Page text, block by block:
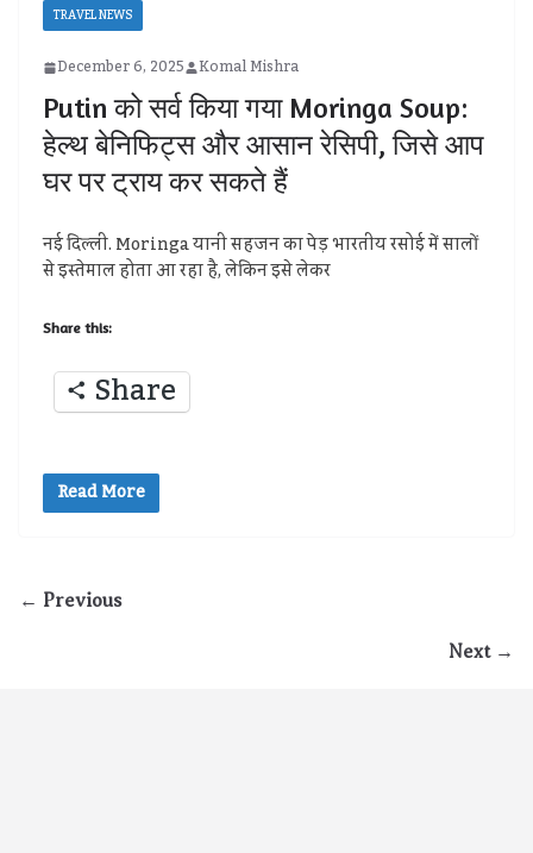
TRAVEL NEWS
December 6, 2025 Komal Mishra
Putin को सर्व किया गया Moringa Soup:
हेल्थ बेनिफिट्स और आसान रेसिपी, जिसे आप
घर पर ट्राय कर सकते हैं
नई दिल्ली. Moringa यानी सहजन का पेड़ भारतीय रसोई में सालों
से इस्तेमाल होता आ रहा है, लेकिन इसे लेकर
Share this:
Share
Read More
← Previous
Next →